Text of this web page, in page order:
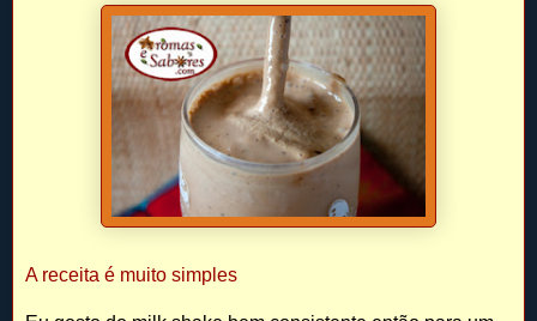
A receita é muito simples